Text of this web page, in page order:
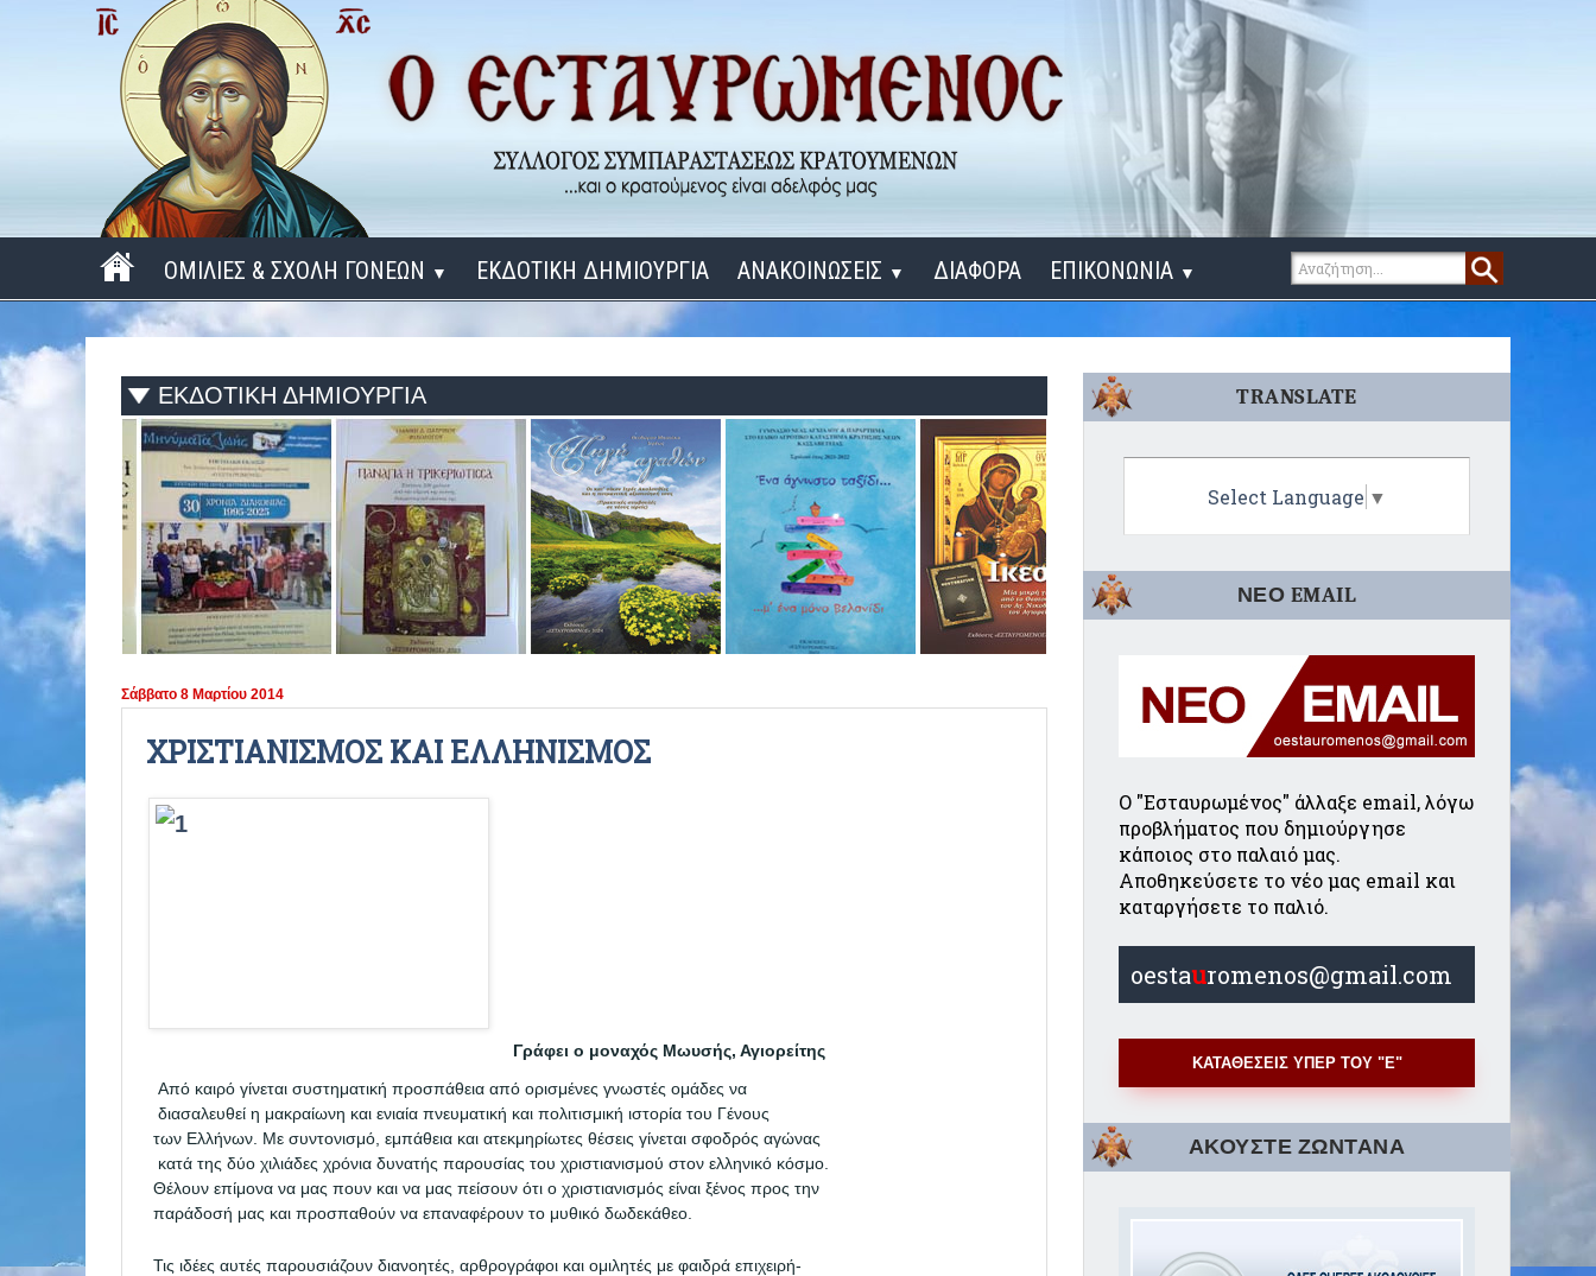
ΟΜΙΛΙΕΣ & ΣΧΟΛΗ ΓΟΝΕΩΝ ▼
ΠΕΡΙΟΔΟΣ 2025 - 2026
ΠΕΡΙΟΔΟΣ 2024 - 2025
ΠΕΡΙΟΔΟΣ 2023 - 2024
ΠΕΡΙΟΔΟΣ 2022 - 2023
ΠΕΡΙΟΔΟΣ 2021 - 2022
ΠΕΡΙΟΔΟΣ 2020 - 2021
ΕΚΔΟΤΙΚΗ ΔΗΜΙΟΥΡΓΙΑ ΑΝΑΚΟΙΝΩΣΕΙΣ ▼
ΔΙΔΑΞΟΝ ΜΕ, ΚΥΡΙΕ
ΓΙΑ ΤΟΥΣ ΜΙΚΡΟΥΣ ΜΑΣ ΦΙΛΟΥΣ
ΡΑΔΙΟΦΩΝΙΚΕΣ ΕΚΠΟΜΠΕΣ
ΒΙΝΤΕΟ
ΔΙΑΦΟΡΑ ΕΠΙΚΟΝΩΝΙΑ ▼
ΕΚΔΟΤΙΚΗ ΔΗΜΙΟΥΡΓΙΑ
Σάββατο 8 Μαρτίου 2014
ΧΡΙΣΤΙΑΝΙΣΜΟΣ ΚΑΙ ΕΛΛΗΝΙΣΜΟΣ
Γράφει ο μοναχός Μωυσής, Αγιορείτης
Από καιρό γίνεται συστηματική προσπάθεια από ορισμένες γνωστές ομάδες να
διασαλευθεί η μακραίωνη και ενιαία πνευματική και πολιτισμική ιστορία του Γένους
των Ελλήνων. Με συντονισμό, εμπάθεια και ατεκμηρίωτες θέσεις γίνεται σφοδρός αγώνας
κατά της δύο χιλιάδες χρόνια δυνατής παρουσίας του χριστιανισμού στον ελληνικό κόσμο.
Θέλουν επίμονα να μας πουν και να μας πείσουν ότι ο χριστιανισμός είναι ξένος προς την
παράδοσή μας και προσπαθούν να επαναφέρουν το μυθικό δωδεκάθεο.
Τις ιδέες αυτές παρουσιάζουν διανοητές, αρθρογράφοι και ομιλητές με φαιδρά επιχειρή-
TRANSLATE
Select Language ▼
ΝΕΟ EMAIL
Ο "Εσταυρωμένος" άλλαξε email, λόγω
προβλήματος που δημιούργησε
κάποιος στο παλαιό μας.
Αποθηκεύσετε το νέο μας email και
καταργήσετε το παλιό.
oestauromenos@gmail.com
ΚΑΤΑΘΕΣΕΙΣ ΥΠΕΡ ΤΟΥ "Ε"
ΑΚΟΥΣΤΕ ΖΩΝΤΑΝΑ